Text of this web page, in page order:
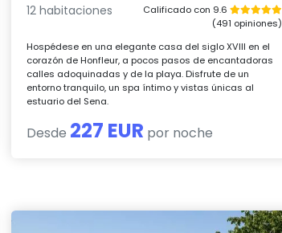
12 habitaciones
Calificado con 9.6
(491 opiniones)
Hospédese en una elegante casa del siglo XVIII en el
corazón de Honfleur, a pocos pasos de encantadoras
calles adoquinadas y de la playa. Disfrute de un
entorno tranquilo, un spa íntimo y vistas únicas al
estuario del Sena.
Desde 227 EUR por noche